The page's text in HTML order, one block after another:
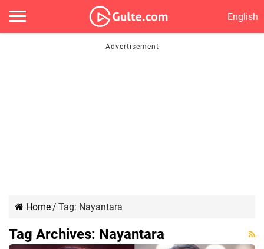
English
Home/ Tag: Nayantara
Tag Archives: Nayantara